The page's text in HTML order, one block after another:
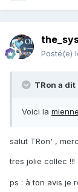
Posté(e)
TRon a dit
Voici la mienne
salut TRon' ,
tres jolie collec !!!
ps : à ton avis je